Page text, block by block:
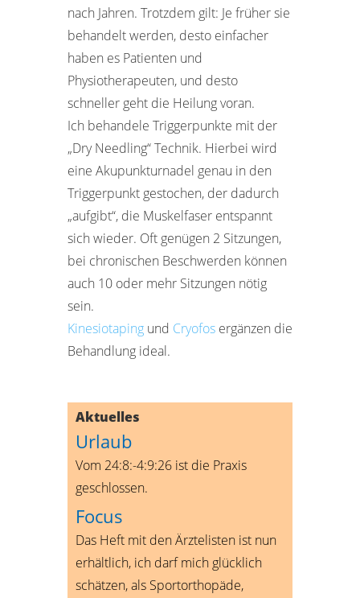
nach Jahren. Trotzdem gilt: Je früher sie
behandelt werden, desto einfacher
haben es Patienten und
Physiotherapeuten, und desto
schneller geht die Heilung voran.
Ich behandele Triggerpunkte mit der
„Dry Needling“ Technik. Hierbei wird
eine Akupunkturnadel genau in den
Triggerpunkt gestochen, der dadurch
„aufgibt“, die Muskelfaser entspannt
sich wieder. Oft genügen 2 Sitzungen,
bei chronischen Beschwerden können
auch 10 oder mehr Sitzungen nötig
sein.
Kinesiotaping und Cryofos ergänzen die
Behandlung ideal.
Aktuelles
Urlaub
Vom 24:8:-4:9:26 ist die Praxis
geschlossen.
Focus
Das Heft mit den Ärztelisten ist nun
erhältlich, ich darf mich glücklich
schätzen, als Sportorthopäde,